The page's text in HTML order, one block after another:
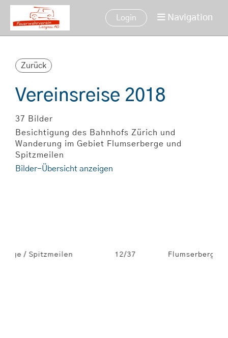
Login Navigation
Zurück
Vereinsreise 2018
37 Bilder
Besichtigung des Bahnhofs Zürich und
Wanderung im Gebiet Flumserberge und
Spitzmeilen
Bilder-Übersicht anzeigen
/ Spitzmeilen 12/37 Flumserberge /